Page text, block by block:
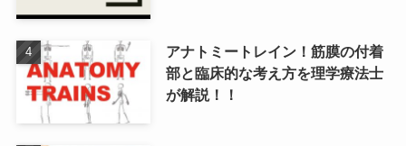
アナトミートレイン！筋膜の付着
部と臨床的な考え方を理学療法士
が解説！！